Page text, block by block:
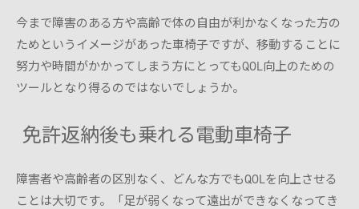
今まで障害のある方や高齢で体の自由が利かなくなった方の
ためというイメージがあった車椅子ですが、移動することに
努力や時間がかかってしまう方にとってもQOL向上のための
ツールとなり得るのではないでしょうか。
免許返納後も乗れる電動車椅子
障害者や高齢者の区別なく、どんな方でもQOLを向上させる
ことは大切です。「足が弱くなって遠出ができなくなってき